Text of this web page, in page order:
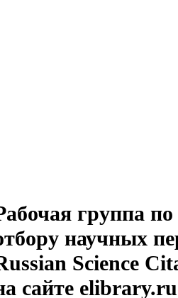
группа
научных
Science
сайте